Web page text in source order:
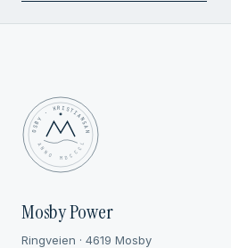
MOSBY · KRISTIANSAND
✦ ANNO MDCCCL ✦
Mosby Power
Ringveien · 4619 Mosby